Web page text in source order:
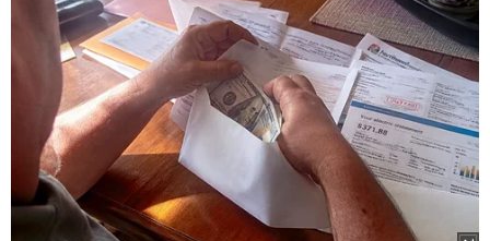
dân bản đối với bộ đội cụ Hồ. Đó thực sự là
những trải nghiệm, những niềm hạnh phúc mà
không phải nơi đâu cũng có được.
Thực hiện chương trình “Hướng Tây mùa khô,
hành quân dã ngoại kết hợp làm công tác dân
vận,” Đại đội 3 thuộc Tiểu đoàn 1, Trung đoàn
741, hành quân về xã Nậm Vì để hỗ trợ nhân